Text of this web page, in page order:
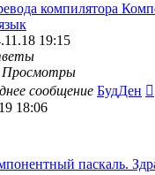
компилятора
19:15
Просмотры
сообщение БудДен
18:06
паскаль.